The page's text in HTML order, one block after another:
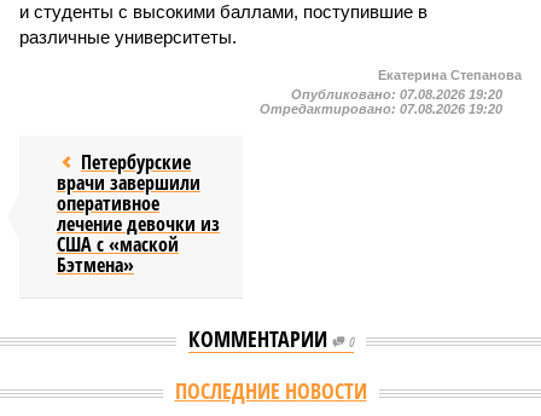
и студенты с высокими баллами, поступившие в
различные университеты.
Екатерина Степанова
Опубликовано: 07.08.2026 19:20
Отредактировано: 07.08.2026 19:20
Петербурские
врачи завершили
оперативное
лечение девочки из
США с «маской
Бэтмена»
КОММЕНТАРИИ 0
ПОСЛЕДНИЕ НОВОСТИ